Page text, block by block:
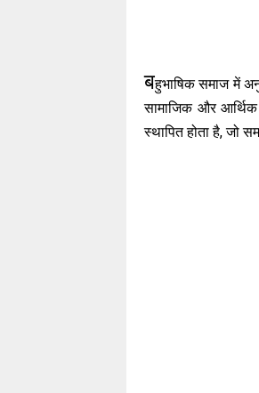
बहुभाषिक समाज में
सामाजिक और
स्थापित होता है, जो